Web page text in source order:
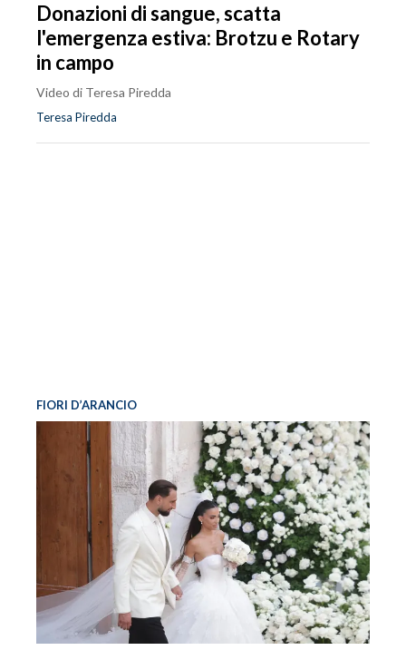
Donazioni di sangue, scatta
l'emergenza estiva: Brotzu e Rotary
in campo
Video di Teresa Piredda
Teresa Piredda
FIORI D’ARANCIO